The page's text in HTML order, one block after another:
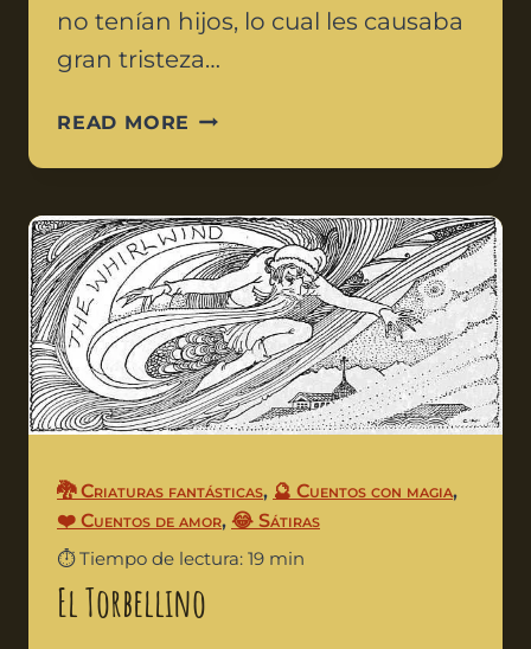
no tenían hijos, lo cual les causaba
gran tristeza…
READ MORE
🐉 Criaturas fantásticas, 🔮 Cuentos con magia,
❤️ Cuentos de amor, 😂 Sátiras
⏱️ Tiempo de lectura: 19 min
El Torbellino